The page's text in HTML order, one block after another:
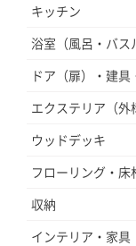
キッチン
浴室（風呂・バス
ドア（扉）・建具
エクステリア（外
ウッドデッキ
フローリング・床
収納
インテリア・家具